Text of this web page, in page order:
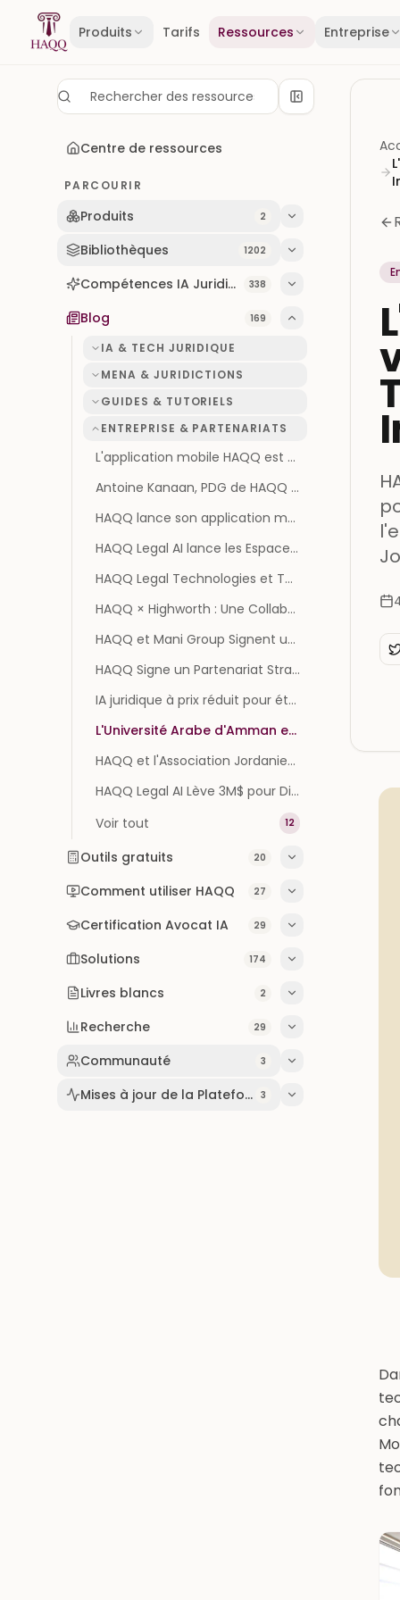
Skip to content
Produits Tarifs Ressources Entreprise
Centre de ressources
PARCOURIR
Produits 2
Bibliothèques 1202
Compétences IA Juridiques 338
Blog 169
IA & TECH JURIDIQUE
MENA & JURIDICTIONS
GUIDES & TUTORIELS
ENTREPRISE & PARTENARIATS
L'application mobile HAQQ est désormais disponible dans le monde entier sur iOS et Android
Antoine Kanaan, PDG de HAQQ : l'IA juridique et l'accès à la justice pour 5 milliards de personnes
HAQQ lance son application mobile et apporte la Legal AI aux situations juridiques du quotidien
HAQQ Legal AI lance les Espaces de Projet : un seul foyer pour chaque dossier juridique
HAQQ Legal Technologies et Tawqi3i annoncent un partenariat stratégique pour intégrer l'IA juridique et les signatures numériques
HAQQ × Highworth : Une Collaboration pour Soutenir l'Expansion Internationale en Europe
HAQQ et Mani Group Signent un Partenariat Stratégique pour Développer des Services Juridiques et Commerciaux Intégrés
HAQQ Signe un Partenariat Stratégique avec ONEIC pour Étendre l'Infrastructure d'IA Juridique à Oman
IA juridique à prix réduit pour étudiants en droit et professeurs - HAQQ
L'Université Arabe d'Amman et HAQQ vers une Coopération Stratégique en Technologies Juridiques et Intelligence Artificielle
HAQQ et l'Association Jordanienne des Arbitres Annoncent un Partenariat Stratégique pour Faire Avancer l'Arbitrage par l'IA Juridique
HAQQ Legal AI Lève 3M$ pour Digitaliser la Justice
Voir tout
12
Outils gratuits 20
Comment utiliser HAQQ 27
Certification Avocat IA 29
Solutions 174
Livres blancs 2
Recherche 29
Communauté 3
Mises à jour de la Plateforme
3